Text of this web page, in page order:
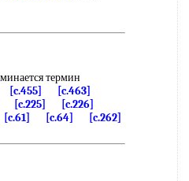
термин
[c.455]
[c.463]
[c.225]
[c.226]
[c.61] [c.64]
[c.262]